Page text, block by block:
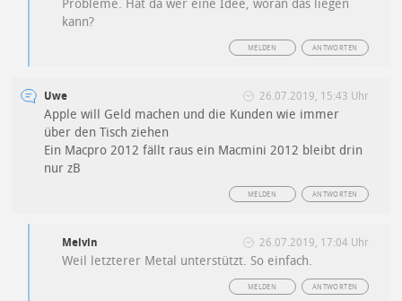
Probleme. Hat da wer eine Idee, woran das liegen
kann?
ANTWORTEN
MELDEN
Uwe 26.07.2019, 15:43 Uhr
Apple will Geld machen und die Kunden wie immer
über den Tisch ziehen
Ein Macpro 2012 fällt raus ein Macmini 2012 bleibt drin
nur zB
ANTWORTEN
MELDEN
Melvin 26.07.2019, 17:04 Uhr
Weil letzterer Metal unterstützt. So einfach.
ANTWORTEN
MELDEN